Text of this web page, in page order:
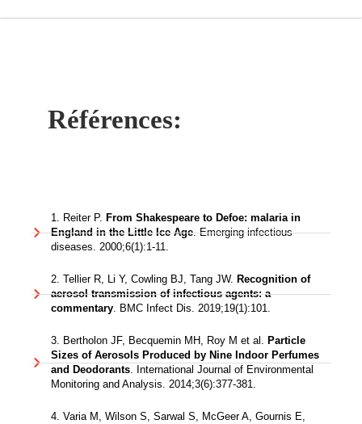
Références:
1. Reiter P. From Shakespeare to Defoe: malaria in
England in the Little Ice Age. Emerging infectious
diseases. 2000;6(1):1-11.
2. Tellier R, Li Y, Cowling BJ, Tang JW. Recognition of
aerosol transmission of infectious agents: a
commentary. BMC Infect Dis. 2019;19(1):101.
3. Bertholon JF, Becquemin MH, Roy M et al. Particle
Sizes of Aerosols Produced by Nine Indoor Perfumes
and Deodorants. International Journal of Environmental
Monitoring and Analysis. 2014;3(6):377-381.
4. Varia M, Wilson S, Sarwal S, McGeer A, Gournis E,